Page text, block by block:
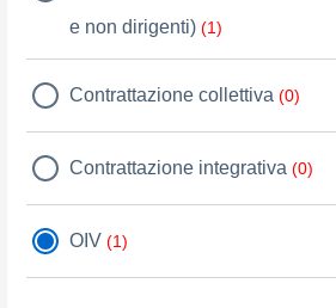
e non dirigenti) (1)
Contrattazione collettiva (0)
Contrattazione integrativa (0)
OIV (1)